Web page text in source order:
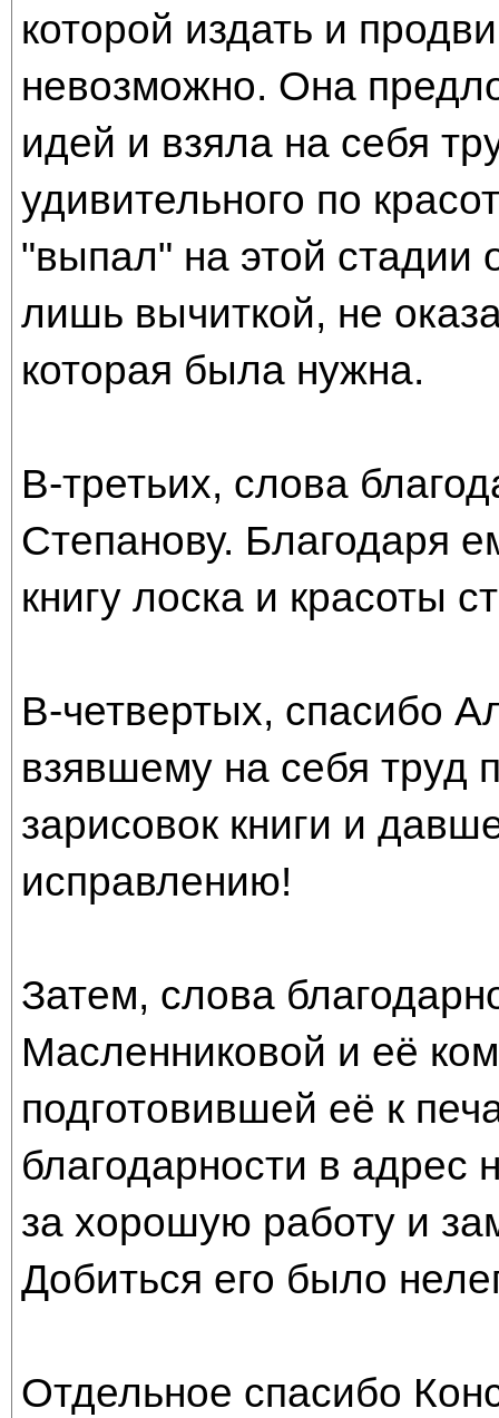
которой издать и
невозможно. Она
идей и взяла на себя
удивительного по
"выпал" на этой стадии
лишь вычиткой, не
которая была нужна.
В-третьих, слова
Степанову. Благодаря
книгу лоска и красоты
В-четвертых, спасибо
взявшему на себя труд
зарисовок книги и
исправлению!
Затем, слова
Масленниковой и её
подготовившей её к
благодарности в адрес
за хорошую работу и
Добиться его было
Отдельное спасибо